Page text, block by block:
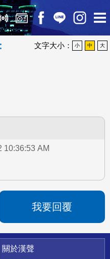
文字大小： 小 中 大
10:36:53 AM
我要回覆
關於漢聲